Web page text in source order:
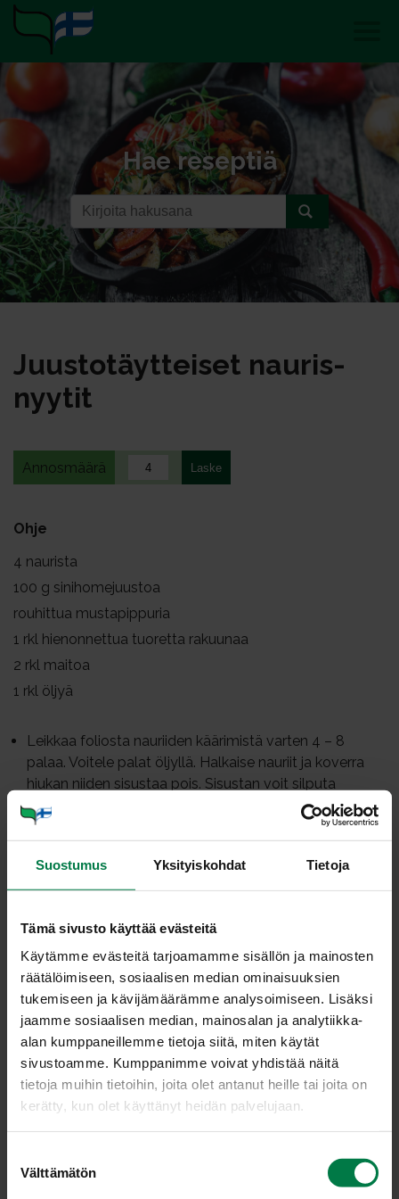
Suostumus Yksityiskohdat Tietoja
Tämä sivusto käyttää evästeitä
Käytämme evästeitä tarjoamamme sisällön ja mainosten
räätälöimiseen, sosiaalisen median ominaisuuksien
tukemiseen ja kävijämäärämme analysoimiseen. Lisäksi
jaamme sosiaalisen median, mainosalan ja analytiikka-
alan kumppaneillemme tietoja siitä, miten käytät
sivustoamme. Kumppanimme voivat yhdistää näitä
tietoja muihin tietoihin, joita olet antanut heille tai joita on
kerätty, kun olet käyttänyt heidän palvelujaan.
Välttämätön
Hae reseptiä
Juus­to­täyt­tei­set nau­ris­
nyy­tit
Annosmäärä
Ohje
4 naurista
100 g sinihomejuustoa
rouhittua mustapippuria
1 rkl hienonnettua tuoretta rakuunaa
2 rkl maitoa
1 rkl öljyä
Leikkaa foliosta nauriiden käärimistä varten 4 – 8
palaa. Voitele palat öljyllä. Halkaise nauriit ja koverra
hiukan niiden sisustaa pois. Sisustan voit silputa
salaattiin tai herkutella sillä sellaisenaan.
Murusta sinihomejuusto haarukalla, mausta pippurilla
pehmeäksi. Laita nokare juustoseosta jokaisen nauriin
koloon ja paina puolikkaat vastakkain.
Tarkista, ettei juustoseosta pursu nauriiden sisältä
tiiviisti. Laita nyytit grilliin mietoon lämpöön, esimerkiksi
reunoille tai uuniin 175 asteeseen noin tunniksi.
Kypsymisaika riippuu nauriiden koosta ja
kypsymislämmöstä. Voit tarkistaa pehmeyden
avaamalla yhden nyytin varovasti. Varo kuumaa
höyryä!
Tarjoa nauriit sellaisenaan salaatin, grillatun lihan tai
Voit kypsentää nauriit myös nuotion hiilloksessa, mutta